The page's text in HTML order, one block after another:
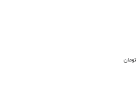
تومانقیمت